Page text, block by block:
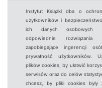
Instytut Książki dba o
użytkowników i
ich danych osobowych
odpowiednie rozwiązania
zapobiegające ingerencji
prywatność użytkowników.
plików cookies, by ułatwić
serwisów oraz do celów
chcesz, by pliki cookies były